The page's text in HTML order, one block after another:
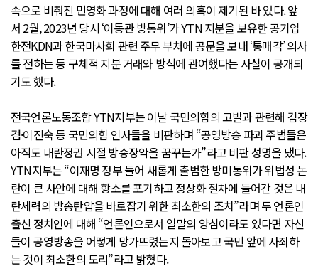
속으로 비춰진 민영화 과정에 대해 여러 의혹이 제기된 바 있다. 앞
서 2월, 2023년 당시 ‘이동관 방통위’가 YTN 지분을 보유한 공기업
한전KDN과 한국마사회 관련 주무 부처에 공문을 보내 ‘통매각’ 의사
를 전하는 등 구체적 지분 거래와 방식에 관여했다는 사실이 공개되
기도 했다.
전국언론노동조합 YTN지부는 이날 국민의힘의 고발과 관련해 김장
겸·이진숙 등 국민의힘 인사들을 비판하며 “공영방송 파괴 주범들은
아직도 내란정권 시절 방송장악을 꿈꾸는가”라고 비판 성명을 냈다.
YTN지부는 “이재명 정부 들어 새롭게 출범한 방미통위가 위법성 논
란이 큰 사안에 대해 항소를 포기하고 정상화 절차에 들어간 것은 내
란세력의 방송탄압을 바로잡기 위한 최소한의 조치”라며 두 언론인
출신 정치인에 대해 “언론인으로서 일말의 양심이라도 있다면 자신
들이 공영방송을 어떻게 망가뜨렸는지 돌아보고 국민 앞에 사죄하
는 것이 최소한의 도리”라고 밝혔다.